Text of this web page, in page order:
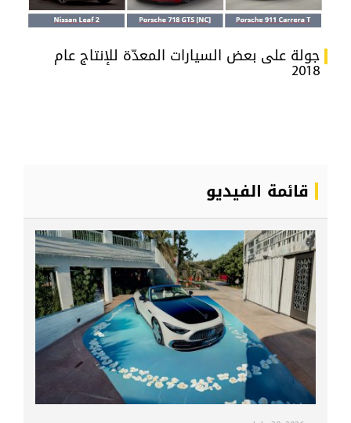
جولة على بعض السيارات المعدّة للإنتاج عام
2018
قائمة الفيديو